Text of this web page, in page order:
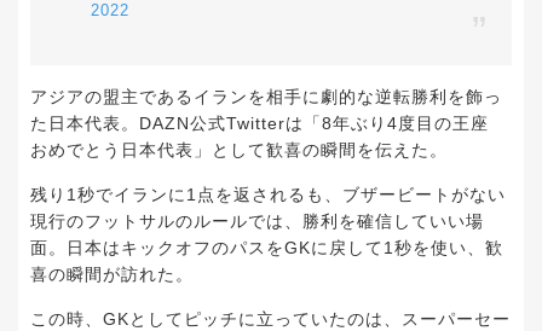
2022
アジアの盟主であるイランを相手に劇的な逆転勝利を飾っ
た日本代表。DAZN公式Twitterは「8年ぶり4度目の王座
おめでとう日本代表」として歓喜の瞬間を伝えた。
残り1秒でイランに1点を返されるも、ブザービートがない
現行のフットサルのルールでは、勝利を確信していい場
面。日本はキックオフのパスをGKに戻して1秒を使い、歓
喜の瞬間が訪れた。
この時、GKとしてピッチに立っていたのは、スーパーセー